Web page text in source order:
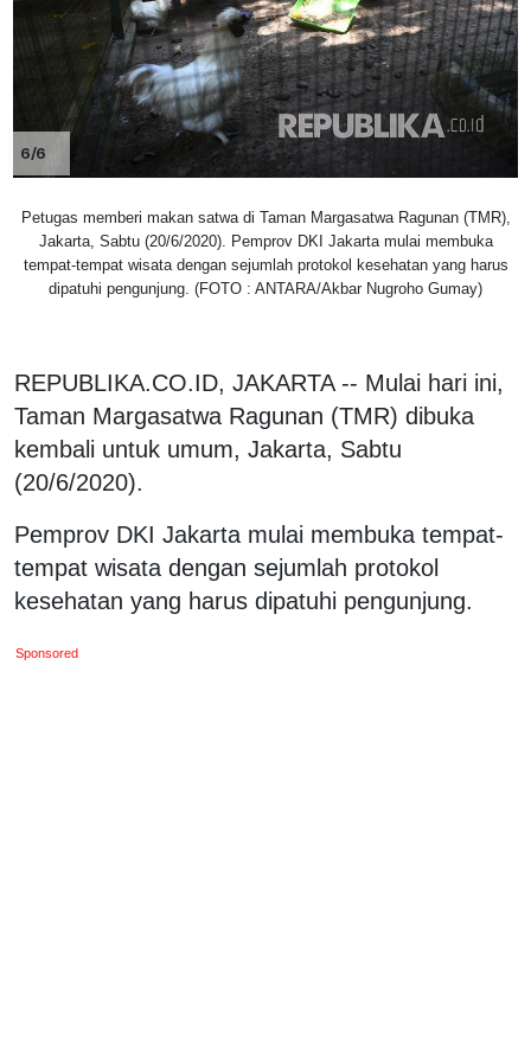
6/6
Petugas memberi makan satwa di Taman Margasatwa Ragunan (TMR),
Jakarta, Sabtu (20/6/2020). Pemprov DKI Jakarta mulai membuka
tempat-tempat wisata dengan sejumlah protokol kesehatan yang harus
dipatuhi pengunjung. (FOTO : ANTARA/Akbar Nugroho Gumay)
REPUBLIKA.CO.ID, JAKARTA -- Mulai hari ini,
Taman Margasatwa Ragunan (TMR) dibuka
kembali untuk umum, Jakarta, Sabtu
(20/6/2020).
Pemprov DKI Jakarta mulai membuka tempat-
tempat wisata dengan sejumlah protokol
kesehatan yang harus dipatuhi pengunjung.
Sponsored